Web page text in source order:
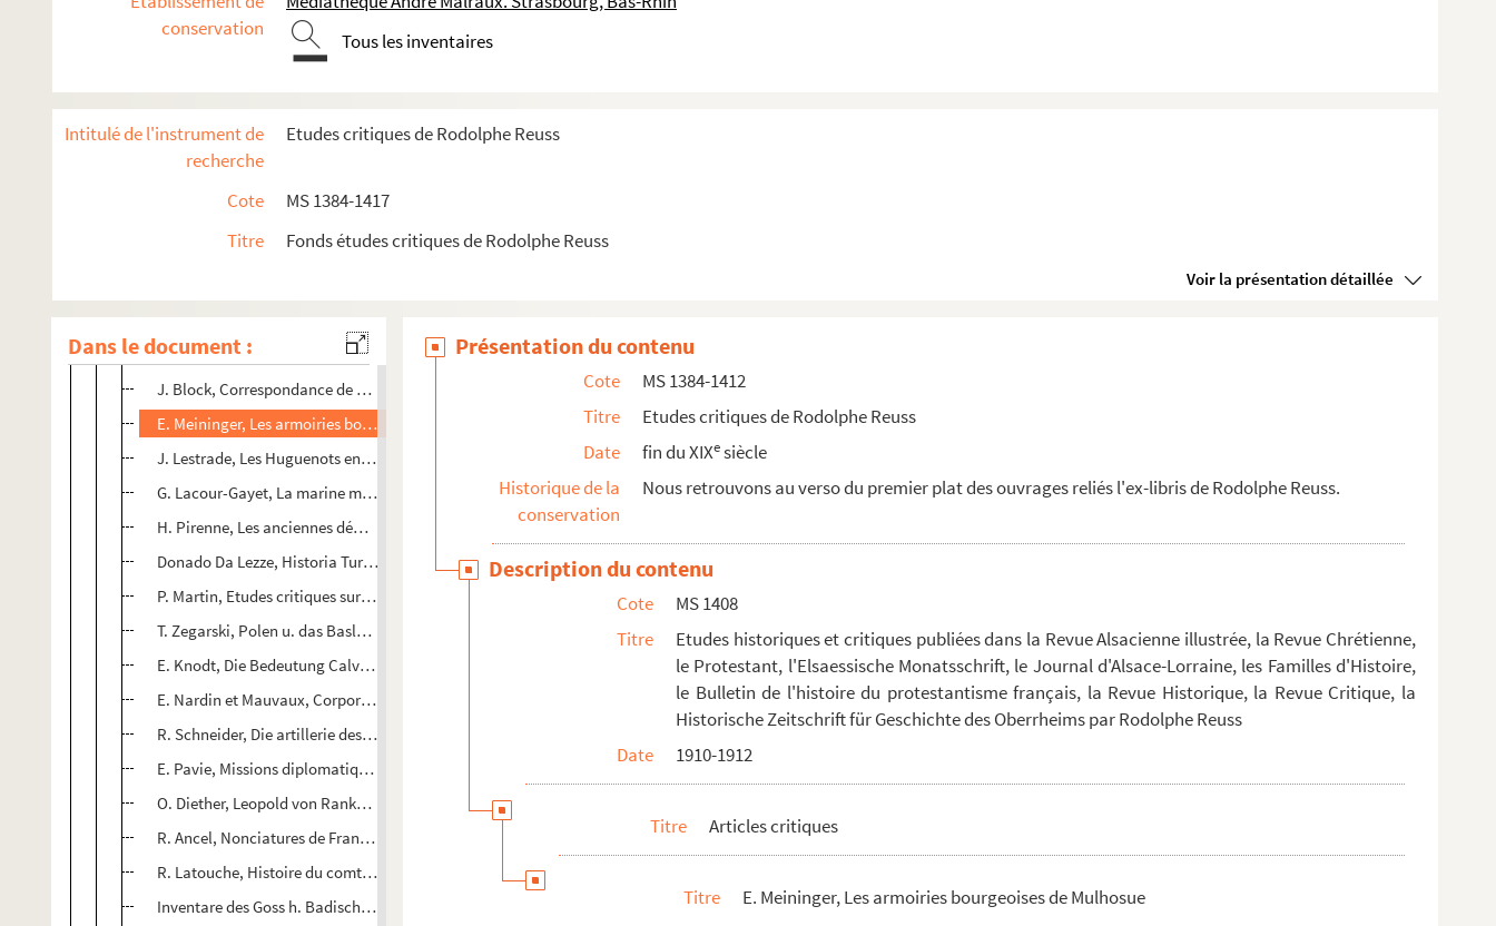
conservation
Tous les inventaires
Intitulé de l'instrument de
recherche
Etudes critiques de Rodolphe Reuss
Cote
MS 1384-1417
Titre
Fonds études critiques de Rodolphe Reuss
Voir la présentation détaillée
Dans le document :
A. Meyer, Relations d'Erasme et Luther
K. Zickendraht, Der Streit zwischen Erasmus u. Luther
U. Stutz, Der Erzbischof von. Mainz und. die deutsche Koenigswahl
M. Merores, Gaëta im frühen Mittelalter
Th. Carlyle, Oliver Cromwell, trad. Barthélémy, tom. I
Ch. Borgeaud, Histoire de l'Université de Genève, tom. II
J. Longnon, Livre de la conqueste de l'Amorée
J. Block, Correspondance de Leicester et des Hostman
E. Meininger, Les armoiries bourgeoises de Mulhosue
J. Lestrade, Les Huguenots en Comminges, nouvelle série
G. Lacour-Gayet, La marine militaire sous Louis XIII et XIV, tom. I
H. Pirenne, Les anciennes démocraties des Pays-Bas
Donado Da Lezze, Historia Turchesca (1300-1514) Dr J. Ursu Bucuresti
P. Martin, Etudes critiques sur la Suisse mérovingienne
T. Zegarski, Polen u. das Basler Conzil
E. Knodt, Die Bedeutung Calvins f. die protestantische Welt
E. Nardin et Mauvaux, Corporations d'arts et métiers de Montbéliard
R. Schneider, Die artillerie des Mittelalters
E. Pavie, Missions diplomatiques du baron de Charnace
O. Diether, Leopold von Ranke als Politiker
R. Ancel, Nonciatures de France : Paul IV
R. Latouche, Histoire du comté du Maine (X
siècles)
Inventare des Goss h. Badischen Landes Archives, IV, 1
Présentation du contenu
Cote
MS 1384-1412
Titre
Etudes critiques de Rodolphe Reuss
Date
fin du XIXesiècle
Historique de la
conservation
Nous retrouvons au verso du premier plat des ouvrages reliés l'ex-libris de Rodolphe Reuss.
Description du contenu
Cote
MS 1408
Titre
Etudes historiques et critiques publiées dans la Revue Alsacienne illustrée, la Revue Chrétienne,
le Protestant, l'Elsaessische Monatsschrift, le Journal d'Alsace-Lorraine, les Familles d'Histoire,
le Bulletin de l'histoire du protestantisme français, la Revue Historique, la Revue Critique, la
Historische Zeitschrift für Geschichte des Oberrheims par Rodolphe Reuss
Date
1910-1912
Titre Articles critiques
Titre E. Meininger, Les armoiries bourgeoises de Mulhosue